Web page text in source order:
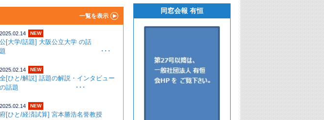
一覧を表示
2025.02.14 NEW
公[大学/話題] 大阪公立大学 の話
題 ･･･
2025.02.14 NEW
全[ひと/解説] 話題の解説・インタビュー
の話題 ･･･
2025.02.14 NEW
府[ひと/経済試算] 宮本勝浩名誉教授
同窓会報 有恒